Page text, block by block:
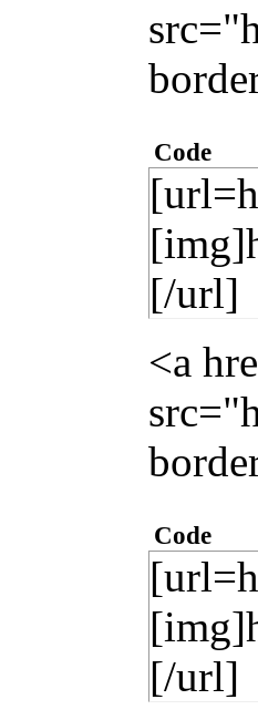
Code
[/url]
<a
Code
[/url]